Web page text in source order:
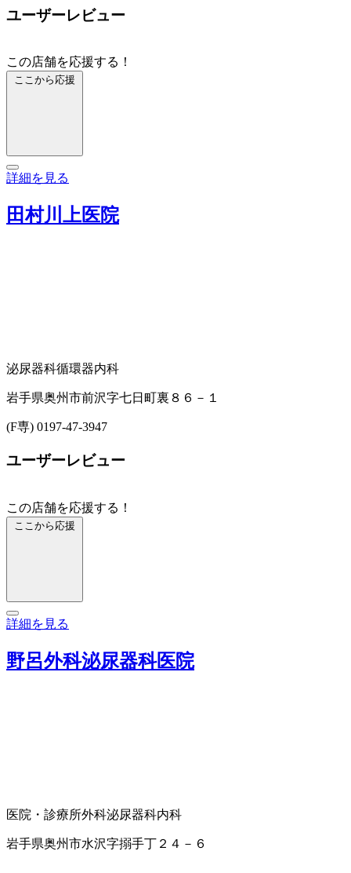
ユーザーレビュー
この店舗を応援する！
ここから応援
詳細を見る
田村川上医院
泌尿器科循環器内科
岩手県奥州市前沢字七日町裏８６－１
(F専) 0197-47-3947
ユーザーレビュー
この店舗を応援する！
ここから応援
詳細を見る
野呂外科泌尿器科医院
医院・診療所外科泌尿器科内科
岩手県奥州市水沢字搦手丁２４－６